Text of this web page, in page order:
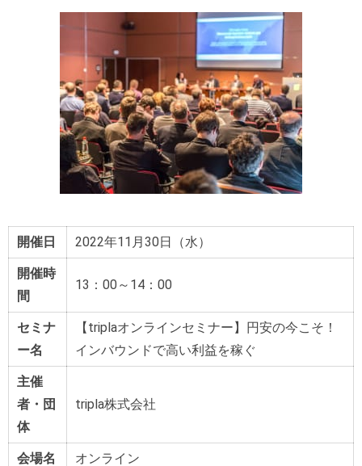
開催日 2022年11月30日（水）
開催時
間
13：00～14：00
セミナ
ー名
【triplaオンラインセミナー】円安の今こそ！
インバウンドで高い利益を稼ぐ
主催
者・団
体
tripla株式会社
会場名 オンライン